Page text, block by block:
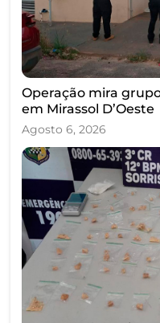
Operação mira
em Mirassol D’Oeste
Agosto 6, 2026